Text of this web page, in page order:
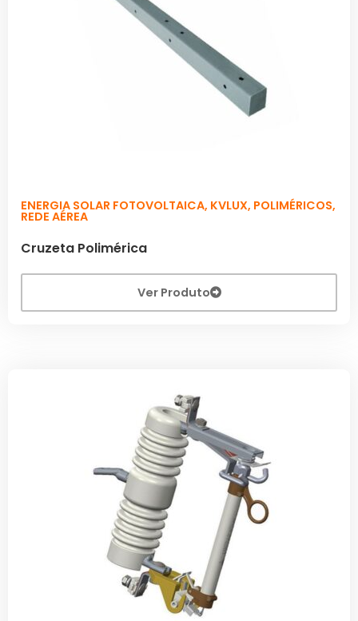
ENERGIA SOLAR FOTOVOLTAICA, KVLUX, POLIMÉRICOS,
REDE AÉREA
Cruzeta Polimérica
Ver Produto